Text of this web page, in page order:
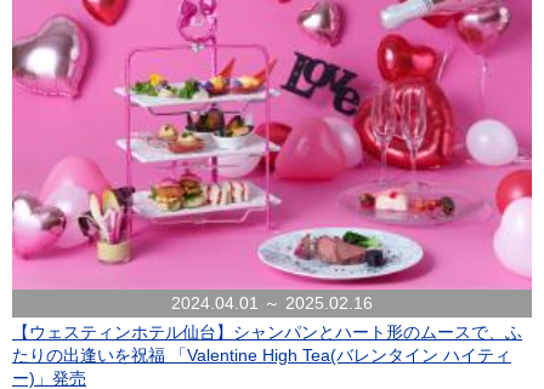
2024.04.01 ～ 2025.02.16
【ウェスティンホテル仙台】シャンパンとハート形のムースで、ふ
たりの出逢いを祝福 「Valentine High Tea(バレンタイン ハイティ
ー)」発売